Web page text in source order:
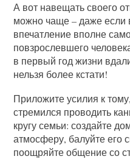
А вот навещать своего
можно чаще – даже если
впечатление вполне
повзрослевшего
в первый год жизни
нельзя более кстати!
Приложите усилия к
стремился проводить
кругу семьи: создайте
атмосферу, балуйте его
поощряйте общение со